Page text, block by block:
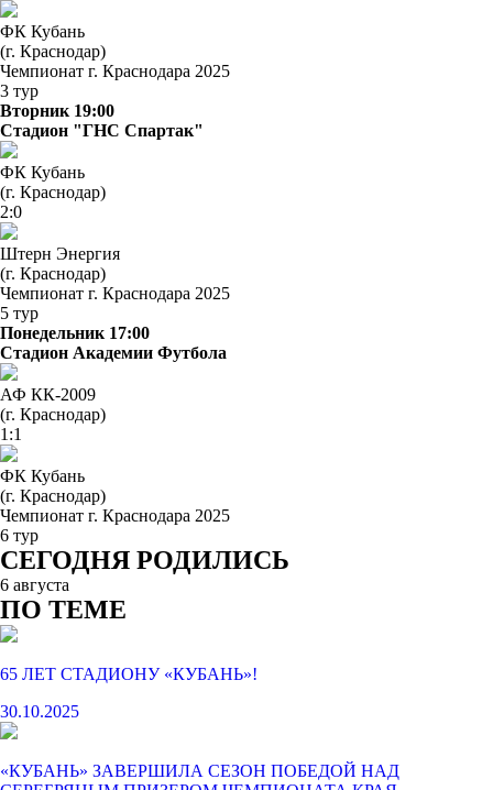
ФК Кубань
(г. Краснодар)
Чемпионат г. Краснодара 2025
3 тур
Вторник 19:00
Стадион "ГНС Спартак"
ФК Кубань
(г. Краснодар)
2:0
Штерн Энергия
(г. Краснодар)
Чемпионат г. Краснодара 2025
5 тур
Понедельник 17:00
Стадион Академии Футбола
АФ КК-2009
(г. Краснодар)
1:1
ФК Кубань
(г. Краснодар)
Чемпионат г. Краснодара 2025
6 тур
СЕГОДНЯ РОДИЛИСЬ
6 августа
ПО ТЕМЕ
65 ЛЕТ СТАДИОНУ «КУБАНЬ»!
30.10.2025
«КУБАНЬ» ЗАВЕРШИЛА СЕЗОН ПОБЕДОЙ НАД